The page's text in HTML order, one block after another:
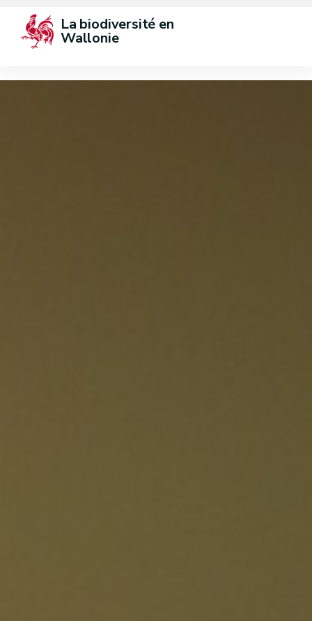
La biodiversité en
Wallonie